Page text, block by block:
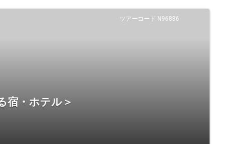
ツアーコード N96886
・ホテル＞